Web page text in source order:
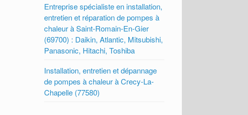
Entreprise spécialiste en installation,
entretien et réparation de pompes à
chaleur à Saint-Romain-En-Gier
(69700) : Daikin, Atlantic, Mitsubishi,
Panasonic, Hitachi, Toshiba
Installation, entretien et dépannage
de pompes à chaleur à Crecy-La-
Chapelle (77580)